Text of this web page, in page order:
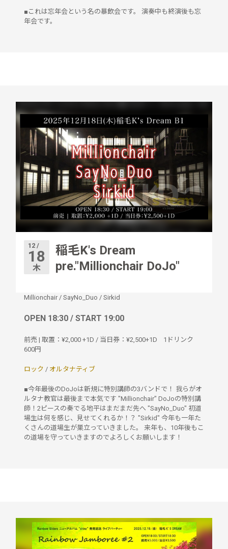
■これは忘年会という名の暴飲会です。 演奏中も終演後も忘
年会です。
12 /
18
木
稲毛K's Dream
pre."Millionchair DoJo"
Millionchair / SayNo_Duo / Sirkid
OPEN 18:30 / START 19:00
前売 | 取置：¥2,000 +1D / 当日券：¥2,500+1D
1ドリンク
600円
ロック / オルタナティブ
■今年最後のDoJoは新規に特別講師の3バンドで！ 我らがオ
ルタナ教官は最後まで本気です "Millionchair" DoJoの特別講
師！2ピースの奏でる地平はまだまだ先へ "SayNo_Duo" 初道
場生は何を感じ、見せてくれるか！？ "Sirkid" 今年も一年た
くさんの道場生が巣立っていきました。 来年も、10年後もこ
の道場を守っていきますのでよろしくお願いします！